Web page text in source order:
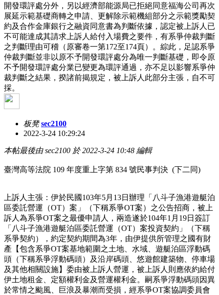
開發環評處分外，另以經濟部能源局已拒絕同意福海公司再次
展延示範基礎商轉之申請、更解除示範機組部分之示範獎勵契
約及合作金庫銀行之融資同意書為判斷依據，認定被上訴人已
不可能達成其請求上訴人給付入場費之要件，有系爭仲裁判斷
之判斷理由可稽（原審卷一第172至174頁）。綜此，足認系爭
仲裁判斷並非以原不予開發環評處分為唯一判斷基礎，即令原
不予開發環評處分業已變更為環評通過，亦不足以影響系爭仲
裁判斷之結果，揆諸前揭規定，被上訴人此部分主張，自不可
採。
板凳 sec2100
2022-3-24 10:29:24
本帖最後由 sec2100 於 2022-3-24 10:48 編輯
臺灣高等法院 109 年度重上字第 834 號民事判決 (下二同)
上訴人主張：伊於民國103年5月13日辦理「八斗子漁港遊艇泊
區委託營運（OT）案」（下稱系爭OT案）之公告招商，被上
訴人為系爭OT案之最優申請人，兩造遂於104年1月19日簽訂
「八斗子漁港遊艇泊區委託營運（OT）案投資契約」（下稱
系爭契約），約定契約期間為3年，由伊提供所管理之國有財
產【包含系爭OT案基地範圍之土地、水域、遊艇泊區浮動碼
頭（下稱系爭浮動碼頭）及沿岸碼頭、悠遊館建築物、停車場
及其他相關設施】委由被上訴人營運，被上訴人則應依約給付
伊土地租金、定額權利金及營運權利金。嗣系爭浮動碼頭因異
於常情之颱風、巨浪及暴潮而受損，經系爭OT案協調委員會